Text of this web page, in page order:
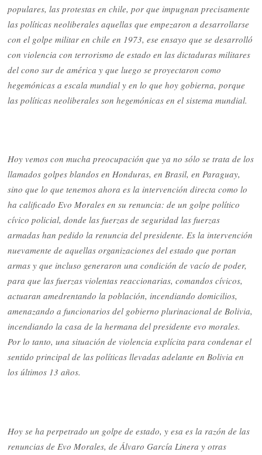
populares, las protestas en chile, por que impugnan precisamente
las políticas neoliberales aquellas que empezaron a desarrollarse
con el golpe militar en chile en 1973, ese ensayo que se desarrolló
con violencia con terrorismo de estado en las dictaduras militares
del cono sur de américa y que luego se proyectaron como
hegemónicas a escala mundial y en lo que hoy gobierna, porque
las políticas neoliberales son hegemónicas en el sistema mundial.
Hoy vemos con mucha preocupación que ya no sólo se trata de los
llamados golpes blandos en Honduras, en Brasil, en Paraguay,
sino que lo que tenemos ahora es la intervención directa como lo
ha calificado Evo Morales en su renuncia: de un golpe político
cívico policial, donde las fuerzas de seguridad las fuerzas
armadas han pedido la renuncia del presidente. Es la intervención
nuevamente de aquellas organizaciones del estado que portan
armas y que incluso generaron una condición de vacío de poder,
para que las fuerzas violentas reaccionarias, comandos cívicos,
actuaran amedrentando la población, incendiando domicilios,
amenazando a funcionarios del gobierno plurinacional de Bolivia,
incendiando la casa de la hermana del presidente evo morales.
Por lo tanto, una situación de violencia explícita para condenar el
sentido principal de las políticas llevadas adelante en Bolivia en
los últimos 13 años.
Hoy se ha perpetrado un golpe de estado, y esa es la razón de las
renuncias de Evo Morales, de Álvaro García Linera y otras